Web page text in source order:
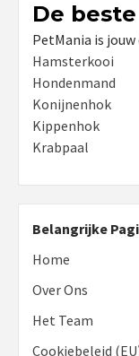
De
PetMania is
Hamsterkooi
Hondenmand
Konijnenhok
Kippenhok
Krabpaal
Belangrijke
Home
Over Ons
Het Team
Cookiebeleid